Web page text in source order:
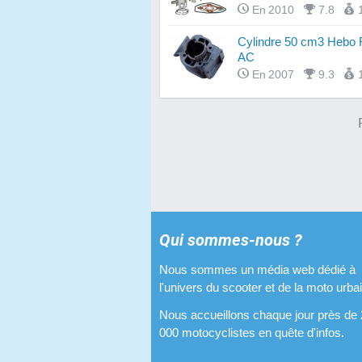
En 2010 7.8
Cylindre 50 cm3 Hebo
AC
En 2007 9.3
Qui sommes-nous ?
Nous sommes un média web dédié à
l'univers du scooter et de la moto
Nous accueillons chaque jour près de
000 motocyclistes en quête d'infos.